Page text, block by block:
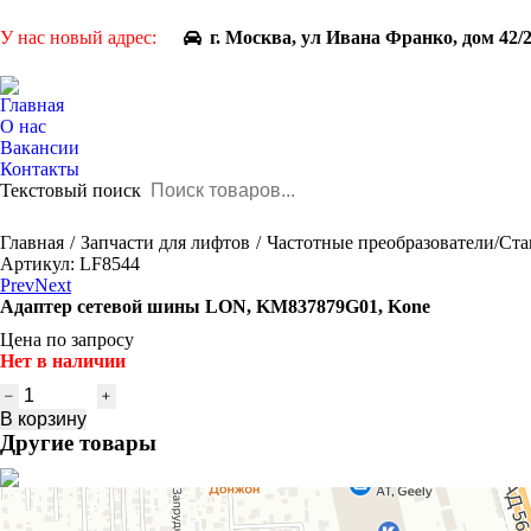
У нас новый адрес: г. Москва, ул Ивана Франко, дом 42/2
Главная
О нас
Вакансии
Контакты
Текстовый поиск
You are here:
Главная Запчасти для лифтов
Частотные преобразователи/
Артикул: LF8544
PrevNext
Адаптер сетевой шины LON, KM837879G01, Kone
Цена по запросу
Нет в наличии
Количество
товара
Адаптер
сетевой
шины
LON,
KM837879G01,
В корзину
Другие товары